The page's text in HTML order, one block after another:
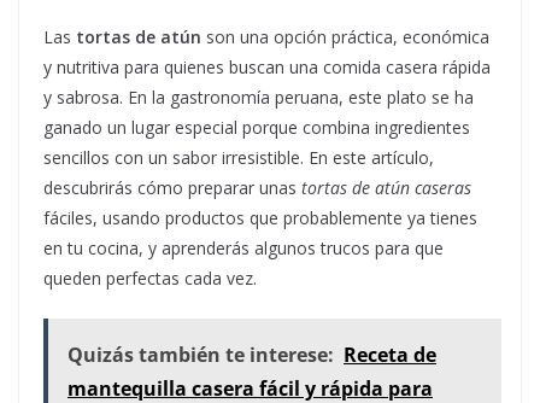
Las tortas de atún son una opción práctica, económica
y nutritiva para quienes buscan una comida casera rápida
y sabrosa. En la gastronomía peruana, este plato se ha
ganado un lugar especial porque combina ingredientes
sencillos con un sabor irresistible. En este artículo,
descubrirás cómo preparar unas tortas de atún caseras
fáciles, usando productos que probablemente ya tienes
en tu cocina, y aprenderás algunos trucos para que
queden perfectas cada vez.
Quizás también te interese: Receta de
mantequilla casera fácil y rápida para